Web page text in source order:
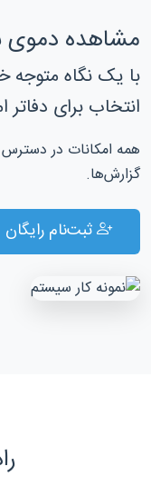
مشاهده دموی
با یک نگاه متوجه
انتخاب برای
همه امکانات در
گزارش‌ها.
ثبت‌نام رایگان